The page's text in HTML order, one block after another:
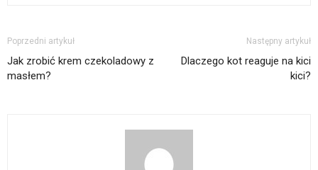
Poprzedni artykuł
Jak zrobić krem czekoladowy z
masłem?
Następny artykuł
Dlaczego kot reaguje na kici
kici?